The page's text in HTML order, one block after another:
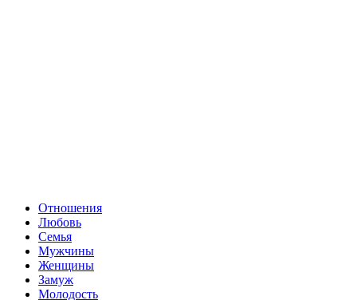
Отношения
Любовь
Семья
Мужчины
Женщины
Замуж
Молодость